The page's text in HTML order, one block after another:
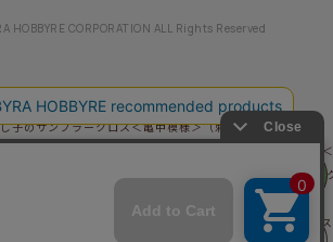
フェア
HOBBYRE CORPORATION ALL Rights Reserved
子のサンプラークロス＜亀甲模様＞（刺し子糸なし）
刺し子のサンプラークロス
刺し子Handmade応援キャンペーン 刺し子のサンプラー
刺し子のサンプラークロス＜亀甲模様＞
刺し子のサンプラークロ